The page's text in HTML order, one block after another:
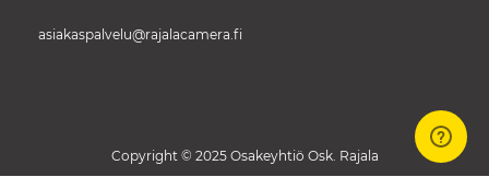
asiakaspalvelu@rajalacamera.fi
Copyright © 2025 Osakeyhtiö Osk. Rajala